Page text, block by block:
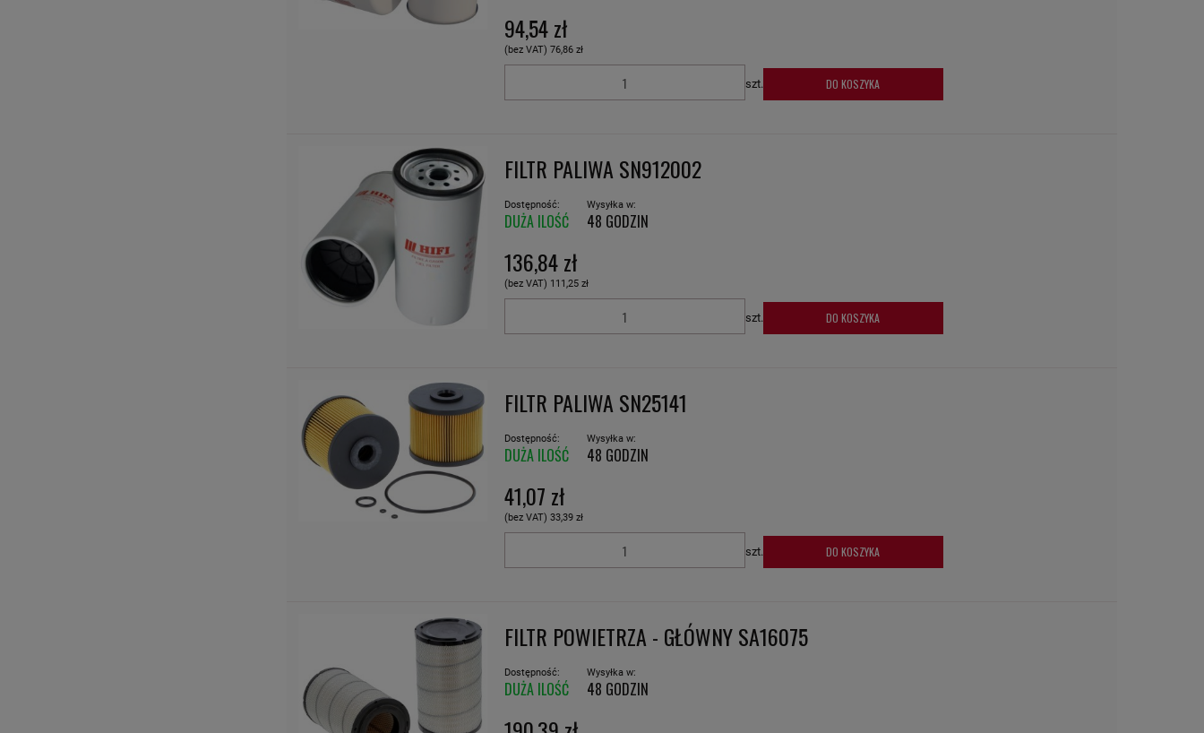
94,54 zł
(bez VAT)76,86 zł
szt. DO KOSZYKA
FILTR PALIWA SN912002
Dostępność:
DUŻA ILOŚĆ
Wysyłka w:
48 GODZIN
136,84 zł
(bez VAT) 111,25 zł
szt. DO KOSZYKA
FILTR PALIWA SN25141
Dostępność:
DUŻA ILOŚĆ
Wysyłka w:
48 GODZIN
41,07 zł
(bez VAT)33,39 zł
szt. DO KOSZYKA
FILTR POWIETRZA - GŁÓWNY SA16075
Dostępność:
DUŻA ILOŚĆ
Wysyłka w:
48 GODZIN